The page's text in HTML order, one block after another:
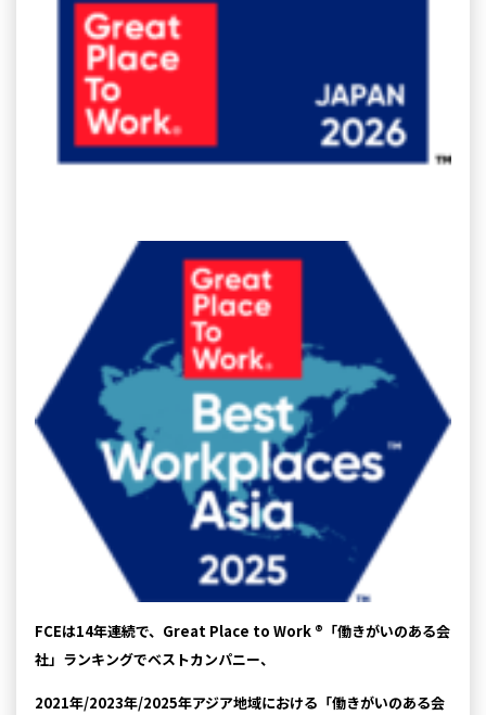
FCEは14年連続で、Great Place to Work ®「働きがいのある会
社」ランキングでベストカンパニー、
2021年/2023年/2025年アジア地域における「働きがいのある会